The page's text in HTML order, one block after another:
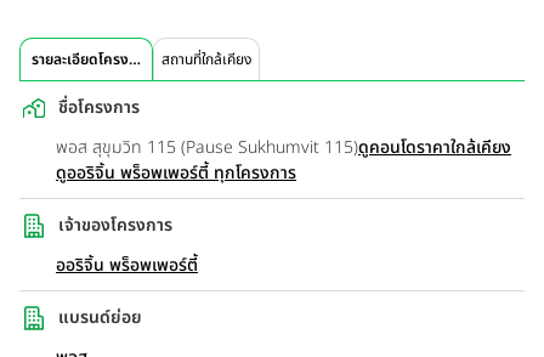
รายละเอียดโครงการ สถานที่ใกล้เคียง
ชื่อโครงการ
พอส สุขุมวิท 115 (Pause Sukhumvit 115)ดูคอนโดราคาใกล้เคียง
ดูออริจิ้น พร็อพเพอร์ตี้ ทุกโครงการ
เจ้าของโครงการ
ออริจิ้น พร็อพเพอร์ตี้
แบรนด์ย่อย